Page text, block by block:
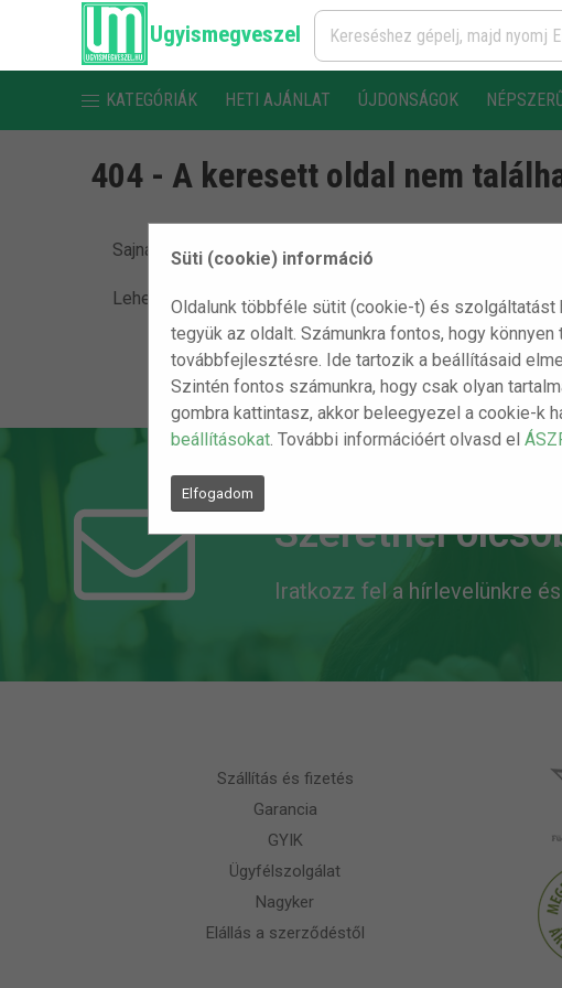
Süti (cookie) információ
Oldalunk többféle sütit (cookie-t) és
tegyük az oldalt. Számunkra fontos, hogy
továbbfejlesztésre. Ide tartozik a beállításaid
Szintén fontos számunkra, hogy csak olyan
gombra kattintasz, akkor beleegyezel a cookie-k
beállításokat . További információért olvasd el
Elfogadom
Ugyismegveszel
KATEGÓRIÁK HETI AJÁNLAT ÚJDONSÁGOK
404 - A keresett oldal nem
Sajnáljuk, de nem találjuk a keresett oldalt.
Lehet, hogy egy hibás linkre kattintottál vagy a kért oldalt
Szeretnél
Iratkozz fel a hírlevelünkre
Szállítás és fizetés
Garancia
GYIK
Ügyfélszolgálat
Nagyker
Elállás a szerződéstől